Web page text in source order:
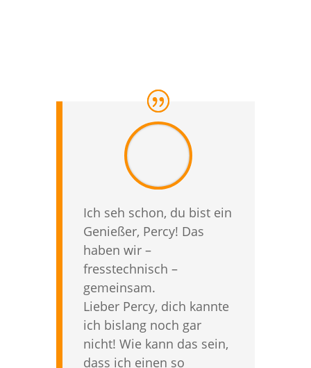
Ich seh schon, du bist ein
Genießer, Percy! Das
haben wir –
fresstechnisch –
gemeinsam.
Lieber Percy, dich kannte
ich bislang noch gar
nicht! Wie kann das sein,
dass ich einen so